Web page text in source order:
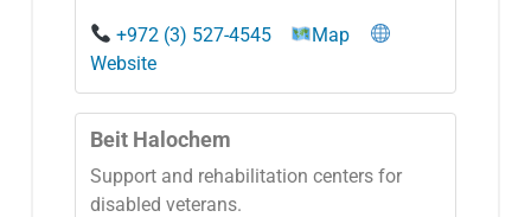
+972 (3) 527-4545
Map
Website
Beit Halochem
Support and rehabilitation centers for
disabled veterans.